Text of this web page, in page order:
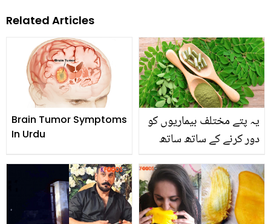
Related Articles
Brain Tumor Symptoms
In Urdu
یہ پتے مختلف بیماریوں کو
دور کرنے کے ساتھ ساتھ
جانیے یہ کس درخت کے
پتے ہیں اور ان کا استعمال
کیسے کریں؟